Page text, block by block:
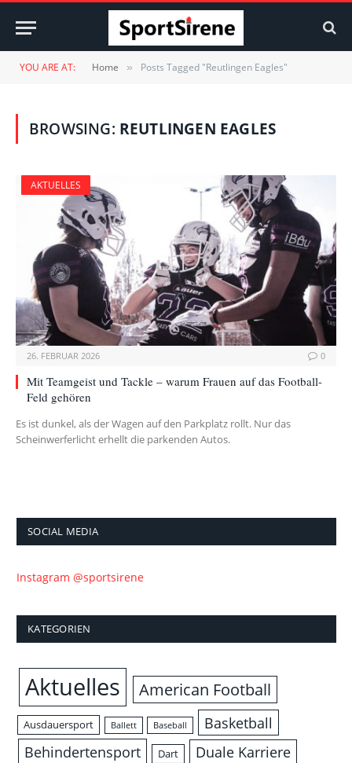
YOU ARE AT: Home » Posts Tagged "Reutlingen Eagles"
BROWSING: REUTLINGEN EAGLES
AKTUELLES
26. FEBRUAR 2026 0
Mit Teamgeist und Tackle – warum Frauen auf das Football-
Feld gehören
Es ist dunkel, als der Wagen auf den Parkplatz rollt. Nur das
Scheinwerferlicht erhellt die parkenden Autos.
SOCIAL MEDIA
Instagram @sportsirene
KATEGORIEN
Aktuelles American Football
Ausdauersport Ballett Baseball
Basketball
Behindertensport
Dart Duale Karriere